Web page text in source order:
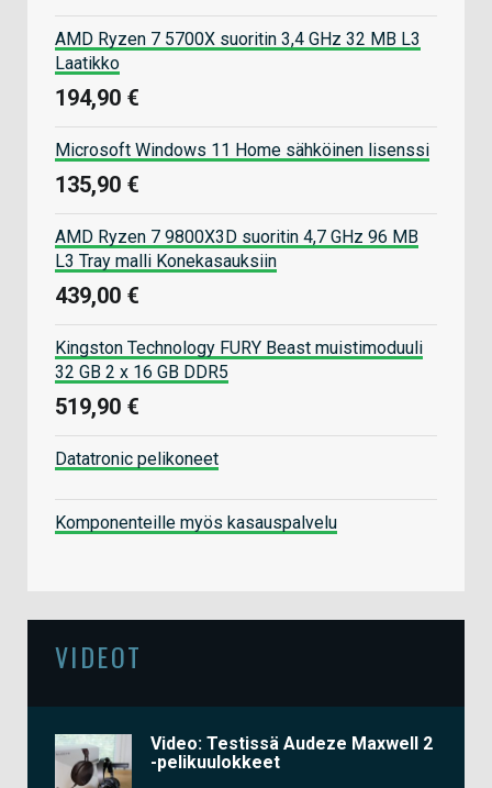
AMD Ryzen 7 5700X suoritin 3,4 GHz 32 MB L3
Laatikko
194,90 €
Microsoft Windows 11 Home sähköinen lisenssi
135,90 €
AMD Ryzen 7 9800X3D suoritin 4,7 GHz 96 MB
L3 Tray malli Konekasauksiin
439,00 €
Kingston Technology FURY Beast muistimoduuli
32 GB 2 x 16 GB DDR5
519,90 €
Datatronic pelikoneet
Komponenteille myös kasauspalvelu
VIDEOT
Video: Testissä Audeze Maxwell 2
-pelikuulokkeet